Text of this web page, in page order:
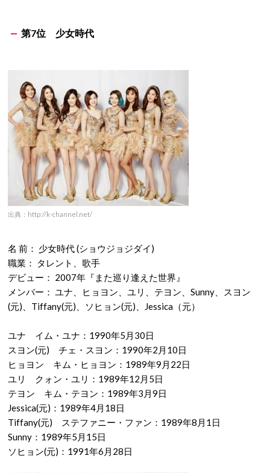
第7位 少女時代
出典：http://k-channel.net/
名 前： 少女時代 (ショウジョジダイ)
職業： タレント、歌手
デビュー： 2007年『また巡り逢えた世界』
メンバー： ユナ、ヒョヨン、ユリ、テヨン、Sunny、スヨン
(元)、Tiffany(元)、ソヒョン(元)、Jessica（元）
ユナ イム・ユナ：1990年5月30日
スヨン(元) チェ・スヨン：1990年2月10日
ヒョヨン キム・ヒョヨン：1989年9月22日
ユリ クォン・ユリ：1989年12月5日
テヨン キム・テヨン：1989年3月9日
Jessica(元)：1989年4月18日
Tiffany(元) ステファニー・ファン：1989年8月1日
Sunny：1989年5月15日
ソヒョン(元)：1991年6月28日